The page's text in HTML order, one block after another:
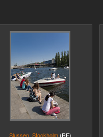
Slussen, Stockholm (RF)